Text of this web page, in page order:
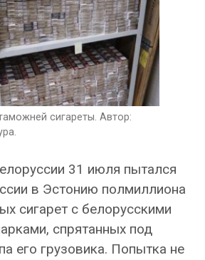
сигареты. Автор:
31 июля пытался
в Эстонию полмиллиона
сигарет c белорусскими
спрятанных под
его грузовика. Попытка не